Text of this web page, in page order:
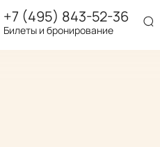
+7 (495) 843-52-36
Билеты и бронирование